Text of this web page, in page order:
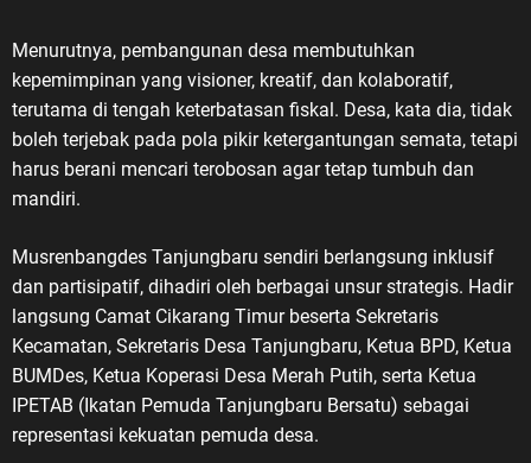
Menurutnya, pembangunan desa membutuhkan
kepemimpinan yang visioner, kreatif, dan kolaboratif,
terutama di tengah keterbatasan fiskal. Desa, kata dia, tidak
boleh terjebak pada pola pikir ketergantungan semata, tetapi
harus berani mencari terobosan agar tetap tumbuh dan
mandiri.
Musrenbangdes Tanjungbaru sendiri berlangsung inklusif
dan partisipatif, dihadiri oleh berbagai unsur strategis. Hadir
langsung Camat Cikarang Timur beserta Sekretaris
Kecamatan, Sekretaris Desa Tanjungbaru, Ketua BPD, Ketua
BUMDes, Ketua Koperasi Desa Merah Putih, serta Ketua
IPETAB (Ikatan Pemuda Tanjungbaru Bersatu) sebagai
representasi kekuatan pemuda desa.